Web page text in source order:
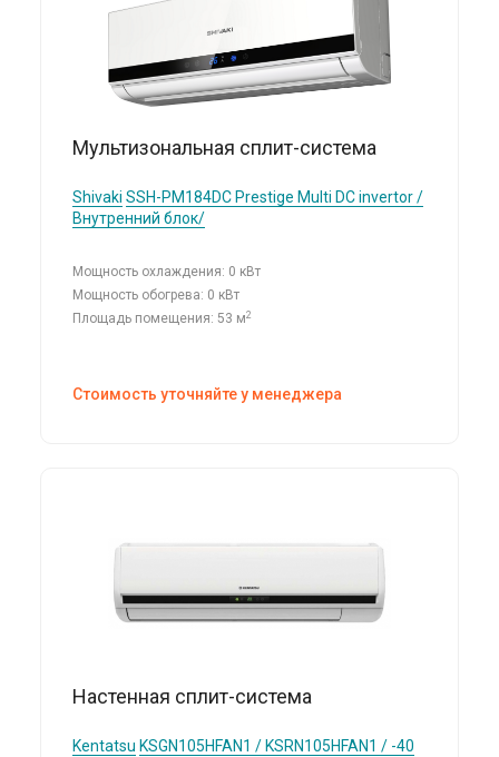
Мультизональная сплит-система
Shivaki SSH-PM184DC Prestige Multi DC invertor /
Внутренний блок/
Мощность охлаждения: 0 кВт
Мощность обогрева: 0 кВт
Площадь помещения: 53 м2
Стоимость уточняйте у менеджера
Настенная сплит-система
Kentatsu KSGN105HFAN1 / KSRN105HFAN1 / -40